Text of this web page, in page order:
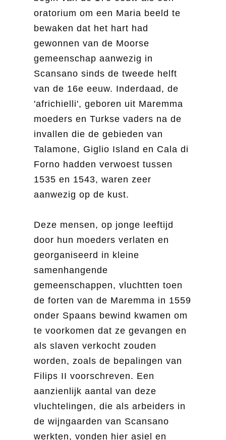
oratorium om een Maria beeld te
bewaken dat het hart had
gewonnen van de Moorse
gemeenschap aanwezig in
Scansano sinds de tweede helft
van de 16e eeuw. Inderdaad, de
'africhielli', geboren uit Maremma
moeders en Turkse vaders na de
invallen die de gebieden van
Talamone, Giglio Island en Cala di
Forno hadden verwoest tussen
1535 en 1543, waren zeer
aanwezig op de kust.
Deze mensen, op jonge leeftijd
door hun moeders verlaten en
georganiseerd in kleine
samenhangende
gemeenschappen, vluchtten toen
de forten van de Maremma in 1559
onder Spaans bewind kwamen om
te voorkomen dat ze gevangen en
als slaven verkocht zouden
worden, zoals de bepalingen van
Filips II voorschreven. Een
aanzienlijk aantal van deze
vluchtelingen, die als arbeiders in
de wijngaarden van Scansano
werkten, vonden hier asiel en